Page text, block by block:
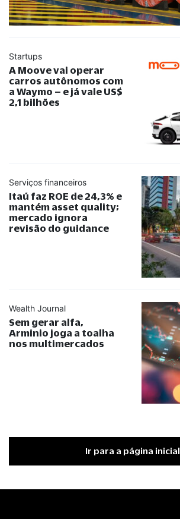
Startups
A Moove vai operar
carros autônomos com
a Waymo – e já vale US$
2,1 bilhões
Serviços financeiros
Itaú faz ROE de 24,3% e
mantém asset quality;
mercado ignora
revisão do guidance
Wealth Journal
Sem gerar alfa,
Arminio joga a toalha
nos multimercados
Ir para a página inicial